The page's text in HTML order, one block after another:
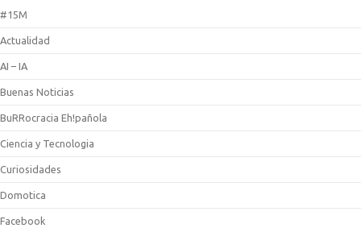
#15M
Actualidad
AI – IA
Buenas Noticias
BuRRocracia Eh!pañola
Ciencia y Tecnologia
Curiosidades
Domotica
Facebook